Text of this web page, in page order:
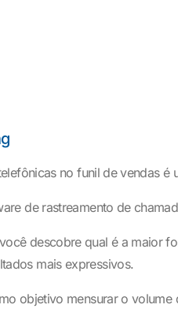
no funil de vendas é
de rastreamento de
descobre qual é a maior
mais expressivos.
objetivo mensurar o